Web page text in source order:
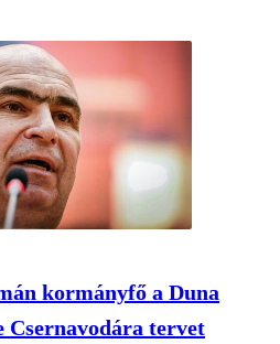
kormányfő a Duna
Csernavodára tervet